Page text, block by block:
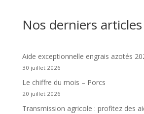
Nos derniers articles
Aide exceptionnelle engrais azotés
30 juillet 2026
Le chiffre du mois – Porcs
20 juillet 2026
Transmission agricole : profitez des